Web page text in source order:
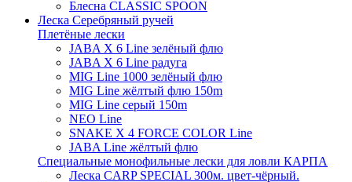
Блесна CLASSIC SPOON
Леска Серебряный ручей
Плетёные лески
JABA X 6 Line зелёный флю
JABA X 6 Line радуга
MIG Line 1000 зелёный флю
MIG Line жёлтый флю 150m
MIG Line серый 150m
NEO Line
SNAKE X 4 FORCE COLOR Line
JABA Line жёлтый флю
Специальные монофильные лески для ловли КАРПА
Леска CARP SPECIAL 300м. цвет-чёрный.